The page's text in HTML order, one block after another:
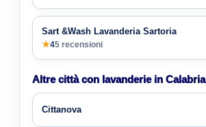
Sart &Wash Lavanderia Sartoria
★45 recensioni
Altre città con lavanderie in Calabria
Cittanova